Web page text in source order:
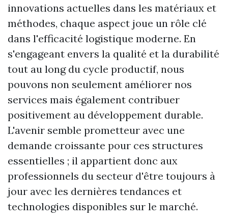
innovations actuelles dans les matériaux et
méthodes, chaque aspect joue un rôle clé
dans l'efficacité logistique moderne. En
s'engageant envers la qualité et la durabilité
tout au long du cycle productif, nous
pouvons non seulement améliorer nos
services mais également contribuer
positivement au développement durable.
L'avenir semble prometteur avec une
demande croissante pour ces structures
essentielles ; il appartient donc aux
professionnels du secteur d'être toujours à
jour avec les dernières tendances et
technologies disponibles sur le marché.